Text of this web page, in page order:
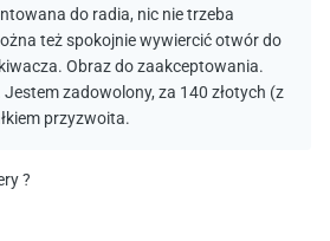
do radia, nic nie trzeba
też spokojnie wywiercić otwór do
Obraz do zaakceptowania.
Jestem zadowolony, za 140 złotych (z
przyzwoita.
?